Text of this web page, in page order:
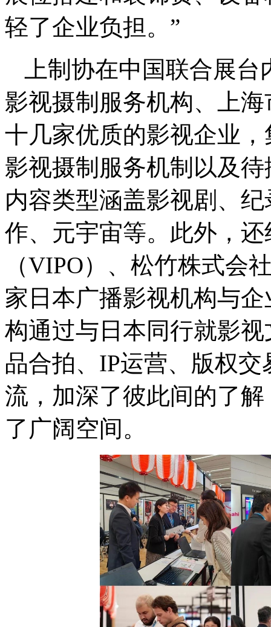
轻了企业负担。”
上制协在中国联合展
影视摄制服务机构、上
十几家优质的影视企业
影视摄制服务机制以及
内容类型涵盖影视剧、
作、元宇宙等。此外，
（VIPO）、松竹株式会
家日本广播影视机构与
构通过与日本同行就影
品合拍、IP运营、版权
流，加深了彼此间的了
了广阔空间。